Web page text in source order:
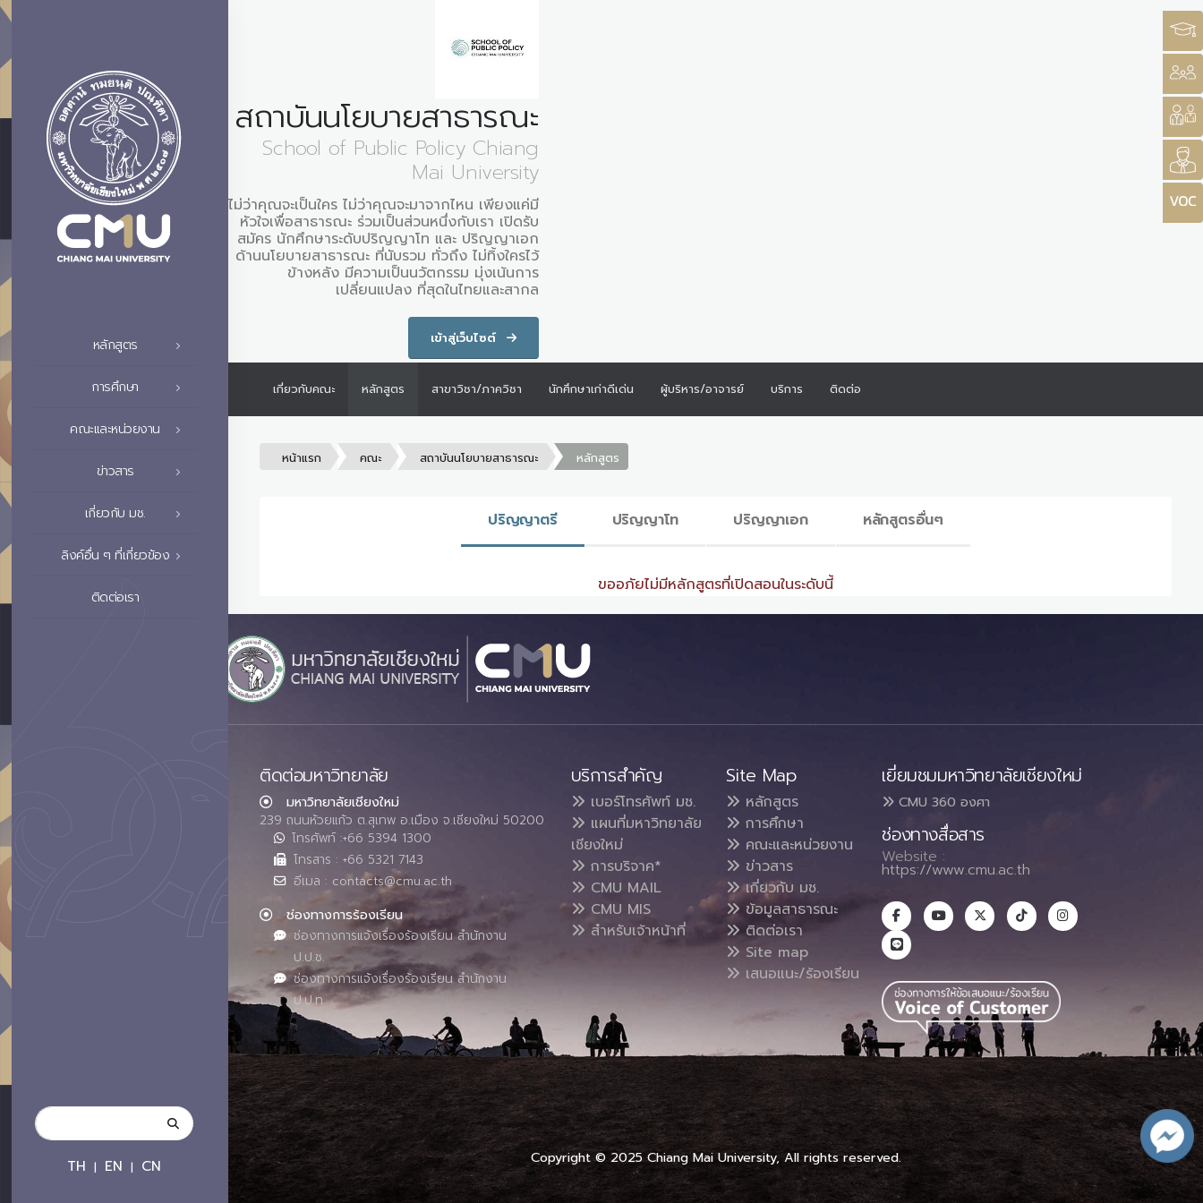
หลักสูตร
การศึกษา
คณะและหน่วยงาน
ข่าวสาร
เกี่ยวกับ มช.
ลิงค์อื่น ๆ ที่เกี่ยวข้อง
ติดต่อเรา
TH | EN | CN
สถาบันนโยบายสาธารณะ
School of Public Policy Chiang
Mai University
ไม่ว่าคุณจะเป็นใคร ไม่ว่าคุณจะมาจากไหน เพียงแค่มี
หัวใจเพื่อสาธารณะ ร่วมเป็นส่วนหนึ่งกับเรา เปิดรับ
สมัคร นักศึกษาระดับปริญญาโท และ ปริญญาเอก
ด้านนโยบายสาธารณะ ที่นับรวม ทั่วถึง ไม่ทิ้งใครไว้
ข้างหลัง มีความเป็นนวัตกรรม มุ่งเน้นการ
เปลี่ยนแปลง ที่สุดในไทยและสากล
เข้าสู่เว็บไซต์
เกี่ยวกับคณะ หลักสูตร สาขาวิชา/ภาควิชา นักศึกษาเก่าดีเด่น ผู้บริหาร/อาจารย์ บริการ ติดต่อ
หน้าแรก คณะ สถาบันนโยบายสาธารณะ หลักสูตร
ปริญญาตรี ปริญญาโท ปริญญาเอก หลักสูตรอื่นๆ
ขออภัยไม่มีหลักสูตรที่เปิดสอนในระดับนี้
ติดต่อมหาวิทยาลัย
มหาวิทยาลัยเชียงใหม่
239 ถนนห้วยแก้ว ต.สุเทพ อ.เมือง จ.เชียงใหม่ 50200
โทรศัพท์ :+66 5394 1300
โทรสาร : +66 5321 7143
อีเมล : contacts@cmu.ac.th
ช่องทางการร้องเรียน
ช่องทางการแจ้งเรื่องร้องเรียน สำนักงาน
ป.ป.ช.
ช่องทางการแจ้งเรื่องร้องเรียน สำนักงาน
ป.ป.ท.
บริการสำคัญ
เบอร์โทรศัพท์ มช.
แผนที่มหาวิทยาลัย
เชียงใหม่
การบริจาค*
CMU MAIL
CMU MIS
สำหรับเจ้าหน้าที่
Site Map
หลักสูตร
การศึกษา
คณะและหน่วยงาน
ข่าวสาร
เกี่ยวกับ มช.
ข้อมูลสาธารณะ
ติดต่อเรา
Site map
เสนอแนะ/ร้องเรียน
เยี่ยมชมมหาวิทยาลัยเชียงใหม่
CMU 360 องศา
ช่องทางสื่อสาร
Website :
https://www.cmu.ac.th
Copyright © 2025 Chiang Mai University, All rights reserved.